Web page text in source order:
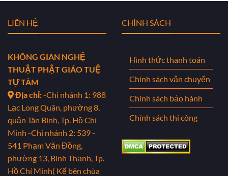
LIÊN HỆ
KHÔNG GIAN NGHỆ
THUẬT PHẬT GIÁO TUỆ
TỰ TÂM
Địa chỉ:-Chi nhánh 1: 988
Lạc Long Quân, phường 8,
quận Tân Bình, Tp. Hồ Chí
Minh -Chi nhánh 2: 539 -
541 Phạm Văn Đồng,
phường 13, Bình Thạnh, Tp.
Hồ Chí Minh( Kế bên chùa
CHÍNH SÁCH
Hình thức thanh toán
Chính sách vận chuyển
Chính sách bảo hành
Chính sách thi công